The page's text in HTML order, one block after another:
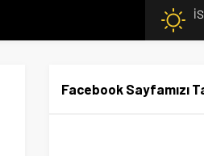
Facebook Sayfamızı